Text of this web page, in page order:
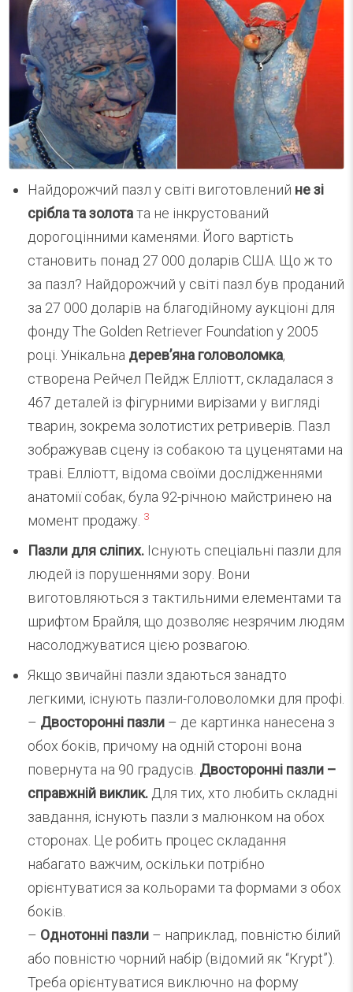
Найдорожчий пазл у світі виготовлений не зі
срібла та золотата не інкрустований
дорогоцінними каменями. Його вартість
становить понад 27 000 доларів США. Що ж то
за пазл? Найдорожчий у світі пазл був проданий
за 27 000 доларів на благодійному аукціоні для
фонду The Golden Retriever Foundation у 2005
році. Унікальна дерев’яна головоломка,
створена Рейчел Пейдж Елліотт, складалася з
467 деталей із фігурними вирізами у вигляді
тварин, зокрема золотистих ретриверів. Пазл
зображував сцену із собакою та цуценятами на
траві. Елліотт, відома своїми дослідженнями
анатомії собак, була 92-річною майстринею на
момент продажу. 3
Пазли для сліпих. Існують спеціальні пазли для
людей із порушеннями зору. Вони
виготовляються з тактильними елементами та
шрифтом Брайля, що дозволяє незрячим людям
насолоджуватися цією розвагою.
Якщо звичайні пазли здаються занадто
легкими, існують пазли-головоломки для профі.
– Двосторонні пазли – де картинка нанесена з
обох боків, причому на одній стороні вона
повернута на 90 градусів. Двосторонні пазли –
справжній виклик. Для тих, хто любить складні
завдання, існують пазли з малюнком на обох
сторонах. Це робить процес складання
набагато важчим, оскільки потрібно
орієнтуватися за кольорами та формами з обох
боків.
– Однотонні пазли – наприклад, повністю білий
або повністю чорний набір (відомий як “Krypt”).
Треба орієнтуватися виключно на форму